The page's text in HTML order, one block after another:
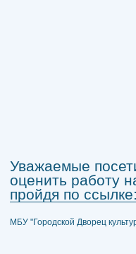
Уважаемые
оценить работу
пройдя по ссылке:
МБУ "Городской Дворец